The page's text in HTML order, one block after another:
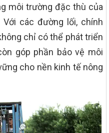
môi trường đặc thù của
các đường lối, chính
chỉ có thể phát triển
góp phần bảo vệ môi
cho nền kinh tế nông